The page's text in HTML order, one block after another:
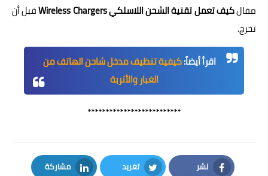
مقالكيف تعمل تقنية الشحن اللاسلكي Wireless Chargers
قبل أن
تخرج.
اقرأ أيضاً:كيفية تنظيف مدخل شاحن الهاتف من
الغبار والأتربة
**************************
نشر تغريد مشاركة